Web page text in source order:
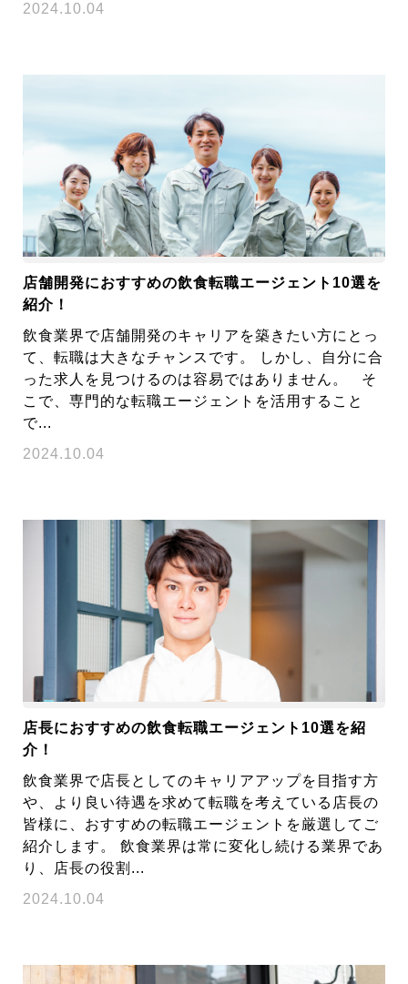
2024.10.04
店舗開発におすすめの飲食転職エージェント10選を
紹介！
飲食業界で店舗開発のキャリアを築きたい方にとっ
て、転職は大きなチャンスです。 しかし、自分に合
った求人を見つけるのは容易ではありません。 そ
こで、専門的な転職エージェントを活用すること
で...
2024.10.04
店長におすすめの飲食転職エージェント10選を紹
介！
飲食業界で店長としてのキャリアアップを目指す方
や、より良い待遇を求めて転職を考えている店長の
皆様に、おすすめの転職エージェントを厳選してご
紹介します。 飲食業界は常に変化し続ける業界であ
り、店長の役割...
2024.10.04